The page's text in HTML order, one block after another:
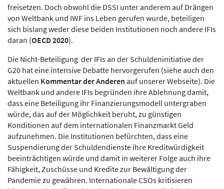
freisetzen. Doch obwohl die DSSI unter anderem auf Drängen
von Weltbank und IWF ins Leben gerufen wurde, beteiligen
sich bislang weder diese beiden Institutionen noch andere IFIs
daran (OECD 2020).
Die Nicht-Beteiligung der IFIs an der Schuldeninitiative der
G20 hat eine intensive Debatte hervorgerufen (siehe auch den
aktuellen Kommentar der Anderen auf unserer Webseite). Die
Weltbank und andere IFIs begründen ihre Ablehnung damit,
dass eine Beteiligung ihr Finanzierungsmodell untergraben
würde, das auf der Möglichkeit beruht, zu günstigen
Konditionen auf dem internationalen Finanzmarkt Geld
aufzunehmen. Die Institutionen befürchten, dass eine
Suspendierung der Schuldendienste ihre Kreditwürdigkeit
beeinträchtigen würde und damit in weiterer Folge auch ihre
Fähigkeit, Zuschüsse und Kredite zur Bewältigung der
Pandemie zu gewähren. Internationale CSOs kritisieren